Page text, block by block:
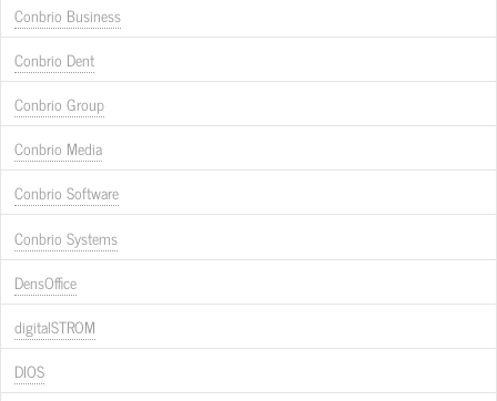
Conbrio Business
Conbrio Dent
Conbrio Group
Conbrio Media
Conbrio Software
Conbrio Systems
DensOffice
digitalSTROM
DIOS